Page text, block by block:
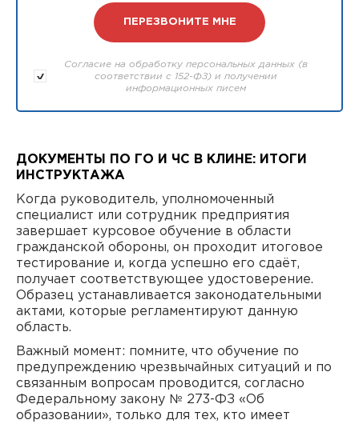
Согласие на обработку персональных данных (в
соответствии с 152-ФЗ) и получении
информационных писем
ДОКУМЕНТЫ ПО ГО И ЧС В КЛИНЕ: ИТОГИ
ИНСТРУКТАЖА
Когда руководитель, уполномоченный
специалист или сотрудник предприятия
завершает курсовое обучение в области
гражданской обороны, он проходит итоговое
тестирование и, когда успешно его сдаёт,
получает соответствующее удостоверение.
Образец устанавливается законодательными
актами, которые регламентируют данную
область.
Важный момент: помните, что обучение по
предупреждению чрезвычайных ситуаций и по
связанным вопросам проводится, согласно
Федеральному закону № 273-ФЗ «Об
образовании», только для тех, кто имеет